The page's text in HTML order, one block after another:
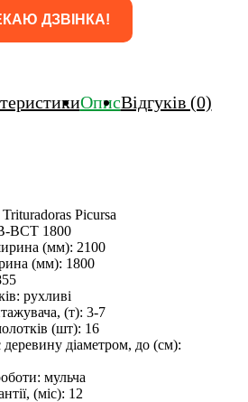
ОписВідгуків (0)
Trituradoras Picursa
BCT 1800
(мм): 2100
(мм): 1800
рухливі
(т): 3-7
(шт): 16
діаметром, до (см):
мульча
(міс): 12